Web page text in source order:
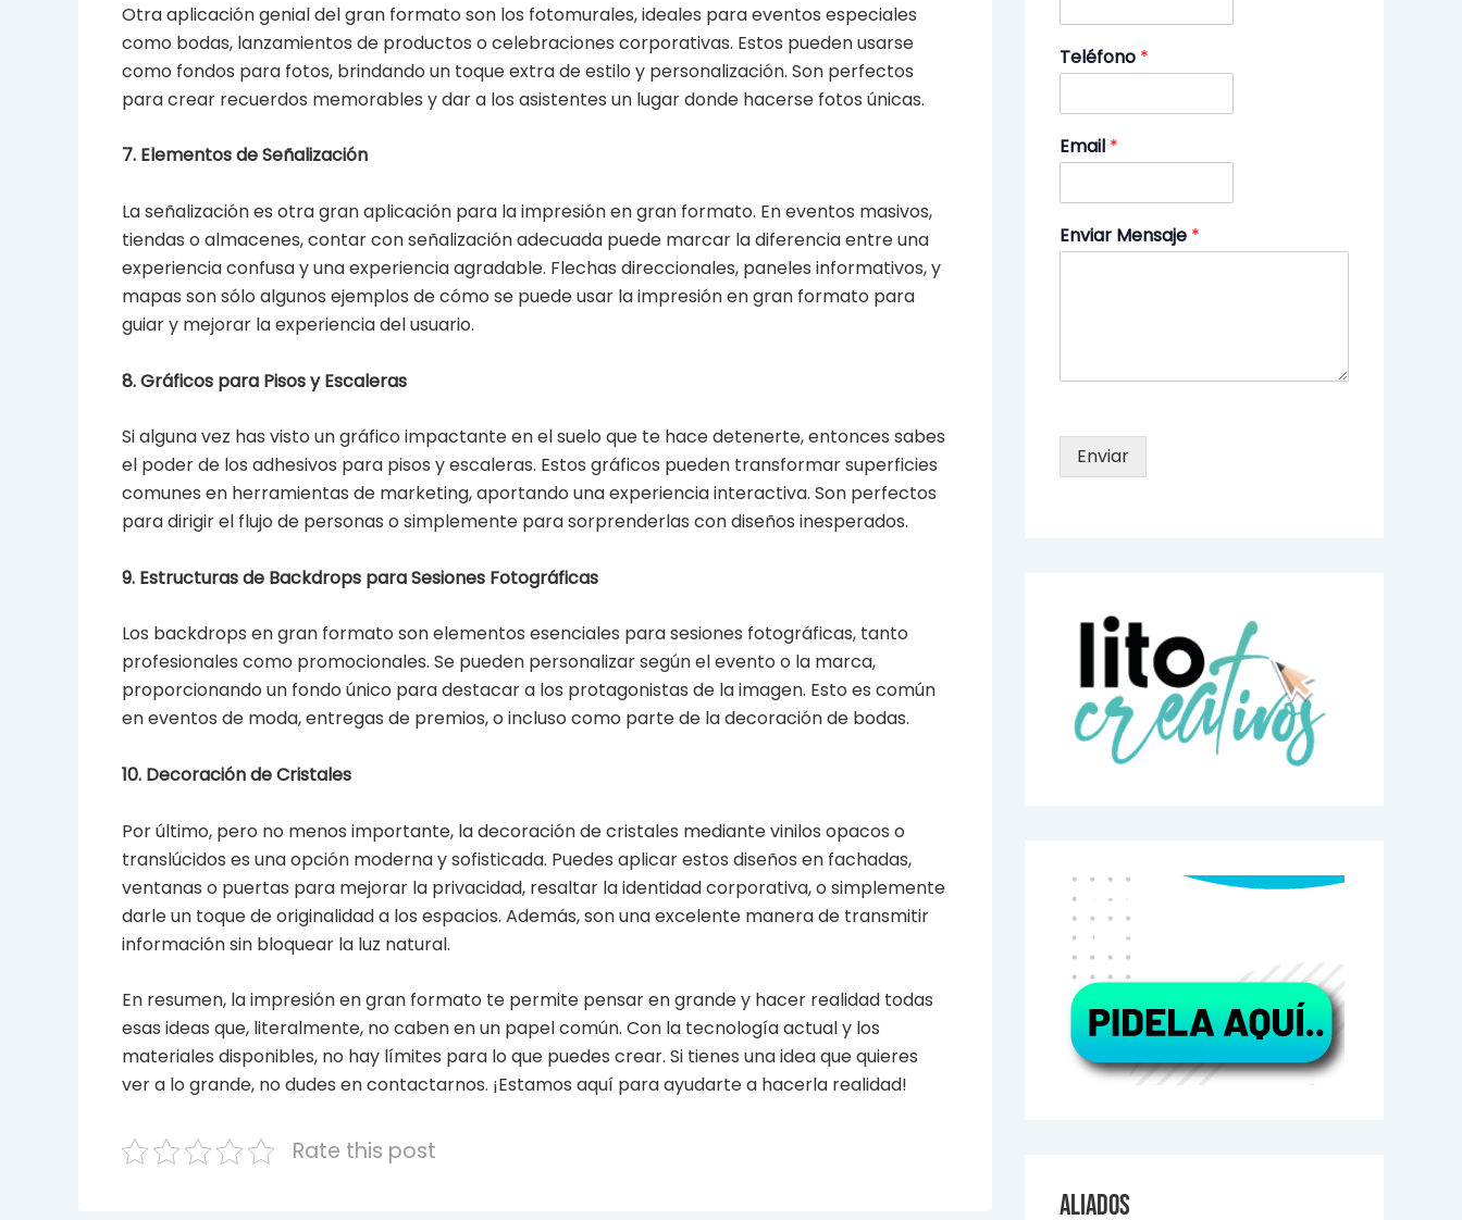
Otra aplicación genial del gran formato son los fotomurales, ideales para eventos especiales
como bodas, lanzamientos de productos o celebraciones corporativas. Estos pueden usarse
como fondos para fotos, brindando un toque extra de estilo y personalización. Son perfectos
para crear recuerdos memorables y dar a los asistentes un lugar donde hacerse fotos únicas.
7. Elementos de Señalización
La señalización es otra gran aplicación para la impresión en gran formato. En eventos masivos,
tiendas o almacenes, contar con señalización adecuada puede marcar la diferencia entre una
experiencia confusa y una experiencia agradable. Flechas direccionales, paneles informativos, y
mapas son sólo algunos ejemplos de cómo se puede usar la impresión en gran formato para
guiar y mejorar la experiencia del usuario.
8. Gráficos para Pisos y Escaleras
Si alguna vez has visto un gráfico impactante en el suelo que te hace detenerte, entonces sabes
el poder de los adhesivos para pisos y escaleras. Estos gráficos pueden transformar superficies
comunes en herramientas de marketing, aportando una experiencia interactiva. Son perfectos
para dirigir el flujo de personas o simplemente para sorprenderlas con diseños inesperados.
9. Estructuras de Backdrops para Sesiones Fotográficas
Los backdrops en gran formato son elementos esenciales para sesiones fotográficas, tanto
profesionales como promocionales. Se pueden personalizar según el evento o la marca,
proporcionando un fondo único para destacar a los protagonistas de la imagen. Esto es común
en eventos de moda, entregas de premios, o incluso como parte de la decoración de bodas.
10. Decoración de Cristales
Por último, pero no menos importante, la decoración de cristales mediante vinilos opacos o
translúcidos es una opción moderna y sofisticada. Puedes aplicar estos diseños en fachadas,
ventanas o puertas para mejorar la privacidad, resaltar la identidad corporativa, o simplemente
darle un toque de originalidad a los espacios. Además, son una excelente manera de transmitir
información sin bloquear la luz natural.
En resumen, la impresión en gran formato te permite pensar en grande y hacer realidad todas
esas ideas que, literalmente, no caben en un papel común. Con la tecnología actual y los
materiales disponibles, no hay límites para lo que puedes crear. Si tienes una idea que quieres
ver a lo grande, no dudes en contactarnos. ¡Estamos aquí para ayudarte a hacerla realidad!
Rate this post
Teléfono *
Email *
Enviar Mensaje *
Enviar
Aliados